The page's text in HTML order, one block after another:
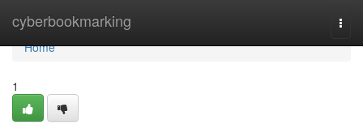
cyberbookmarking
Home
Home
1